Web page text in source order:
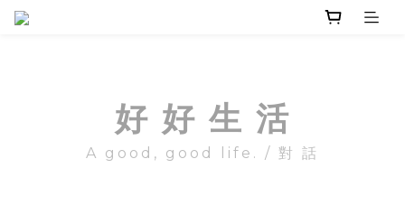
好 好 生 活
A good, good life. / 對 話